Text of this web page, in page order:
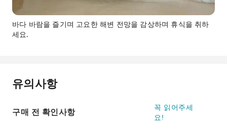
바다 바람을 즐기며 고요한 해변 전망을 감상하며 휴식을 취하
세요.
유의사항
구매 전 확인사항
꼭 읽어주세
요!